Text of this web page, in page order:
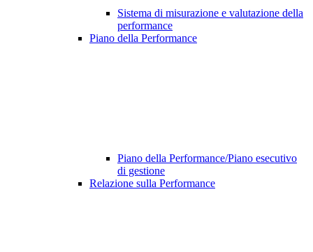
Sistema di misurazione e valutazione della
performance
Piano della Performance
Piano della Performance/Piano esecutivo
di gestione
Relazione sulla Performance